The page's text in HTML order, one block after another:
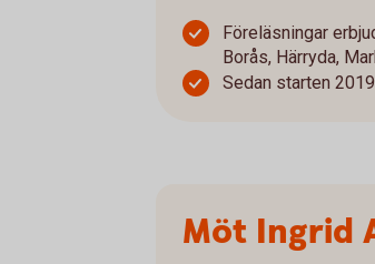
Föreläsningar
Borås, Härryda,
Sedan starten
Möt Ingrid